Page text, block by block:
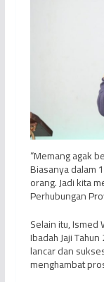
“Memang agak
Biasanya dalam
orang. Jadi kita
Perhubungan
Selain itu, Ismed
Ibadah Jaji
lancar dan
menghambat